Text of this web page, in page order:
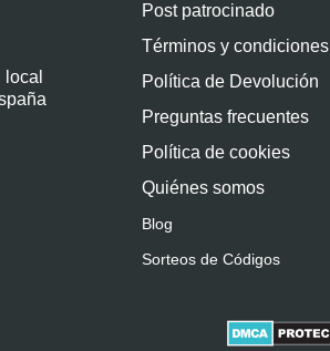
Post patrocinado
Términos y condiciones
Política de Devolución
Preguntas frecuentes
Política de cookies
Quiénes somos
Blog
Sorteos de Códigos